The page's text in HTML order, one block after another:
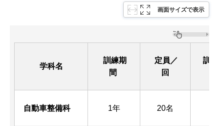
画面サイズで表示
学科名
訓練期
間
定員／
回
訓
自動車整備科 1年 20名